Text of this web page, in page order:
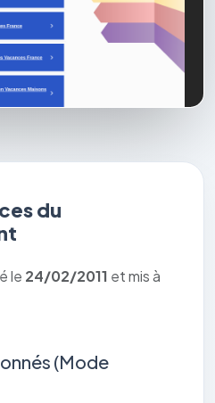
du
le 24/02/2011 et mis à
(Mode